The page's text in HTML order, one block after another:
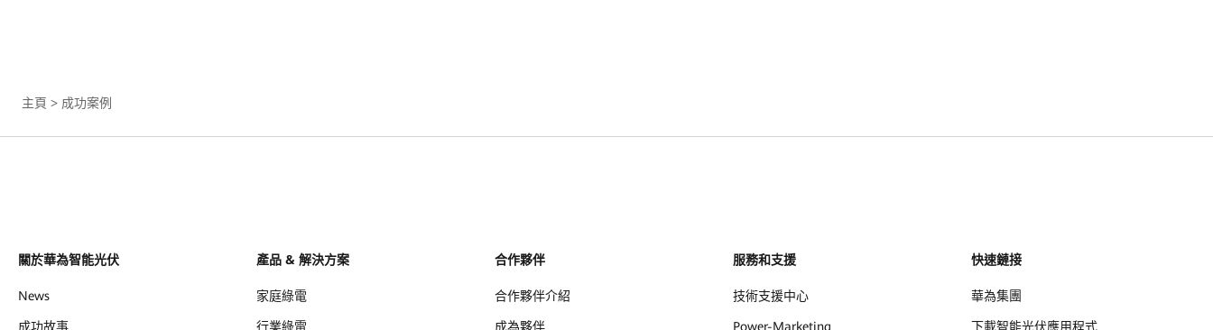
主頁 > 成功案例
關於華為智能光伏
News
成功故事
產品 & 解決方案
家庭綠電
行業綠電
合作夥伴
合作夥伴介紹
成為夥伴
服務和支援
技術支援中心
Power-Marketing
快速鏈接
華為集團
下載智能光伏應用程式